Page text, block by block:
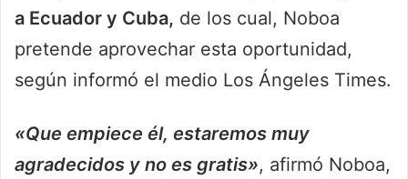
a Ecuador y Cuba, de los cual, Noboa
pretende aprovechar esta oportunidad,
según informó el medio Los Ángeles Times.
«Que empiece él, estaremos muy
agradecidos y no es gratis», afirmó Noboa,